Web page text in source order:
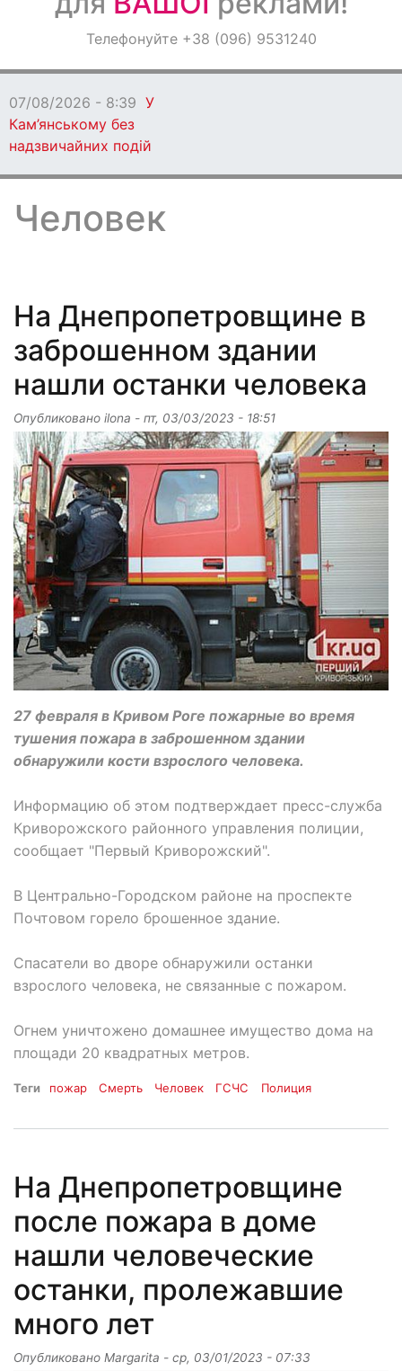
ОголошенняТелефонуйте +38 (096) 9531240
07/08/2026 - 8:36
Понад 20 разів
ворог атакував Дніпропетровщину
Человек
На Днепропетровщине в
заброшенном здании
нашли останки человека
Опубликовано ilona - пт, 03/03/2023 - 18:51
27 февраля в Кривом Роге пожарные во время
тушения пожара в заброшенном здании
обнаружили кости взрослого человека.
Информацию об этом подтверждает пресс-служба
Криворожского районного управления полиции,
сообщает "Первый Криворожский".
В Центрально-Городском районе на проспекте
Почтовом горело брошенное здание.
Спасатели во дворе обнаружили останки
взрослого человека, не связанные с пожаром.
Огнем уничтожено домашнее имущество дома на
площади 20 квадратных метров.
Теги пожар Смерть Человек ГСЧС Полиция
На Днепропетровщине
после пожара в доме
нашли человеческие
останки, пролежавшие
много лет
Опубликовано Margarita - ср, 03/01/2023 - 07:33